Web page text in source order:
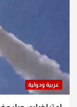
عربية ودولية